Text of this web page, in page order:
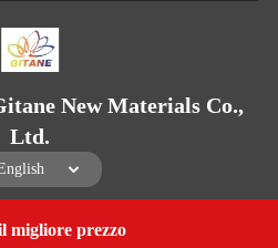
migliore prezzo
New Materials Co.,
Ltd.
New Materials Co., Ltd.
Get a Quote